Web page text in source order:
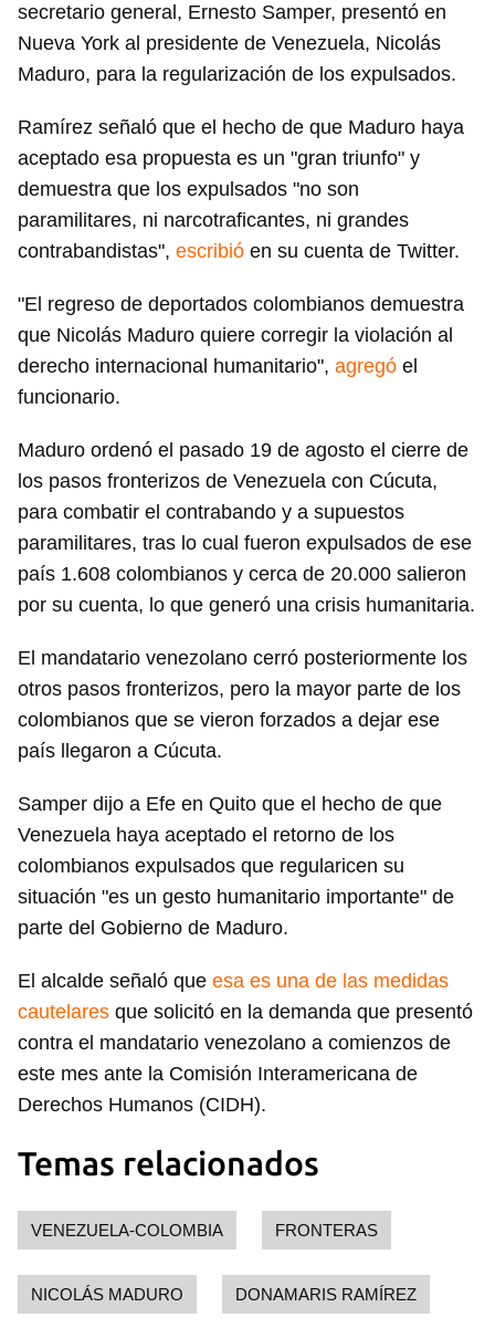
secretario general, Ernesto Samper, presentó en
Nueva York al presidente de Venezuela, Nicolás
Maduro, para la regularización de los expulsados.
Ramírez señaló que el hecho de que Maduro haya
aceptado esa propuesta es un "gran triunfo" y
demuestra que los expulsados "no son
paramilitares, ni narcotraficantes, ni grandes
contrabandistas", escribió en su cuenta de Twitter.
"El regreso de deportados colombianos demuestra
que Nicolás Maduro quiere corregir la violación al
derecho internacional humanitario", agregó el
funcionario.
Maduro ordenó el pasado 19 de agosto el cierre de
los pasos fronterizos de Venezuela con Cúcuta,
para combatir el contrabando y a supuestos
paramilitares, tras lo cual fueron expulsados de ese
país 1.608 colombianos y cerca de 20.000 salieron
por su cuenta, lo que generó una crisis humanitaria.
El mandatario venezolano cerró posteriormente los
otros pasos fronterizos, pero la mayor parte de los
colombianos que se vieron forzados a dejar ese
país llegaron a Cúcuta.
Samper dijo a Efe en Quito que el hecho de que
Venezuela haya aceptado el retorno de los
colombianos expulsados que regularicen su
situación "es un gesto humanitario importante" de
parte del Gobierno de Maduro.
El alcalde señaló que esa es una de las medidas
cautelares que solicitó en la demanda que presentó
contra el mandatario venezolano a comienzos de
este mes ante la Comisión Interamericana de
Derechos Humanos (CIDH).
Temas relacionados
VENEZUELA-COLOMBIA FRONTERAS
NICOLÁS MADURO DONAMARIS RAMÍREZ